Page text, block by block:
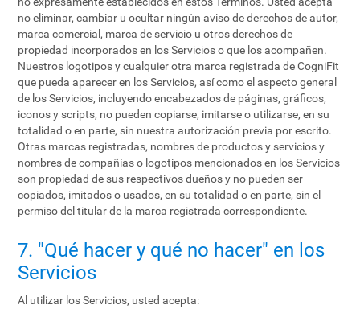
no eliminar, cambiar u ocultar ningún aviso de derechos de autor,
marca comercial, marca de servicio u otros derechos de
propiedad incorporados en los Servicios o que los acompañen.
Nuestros logotipos y cualquier otra marca registrada de CogniFit
que pueda aparecer en los Servicios, así como el aspecto general
de los Servicios, incluyendo encabezados de páginas, gráficos,
iconos y scripts, no pueden copiarse, imitarse o utilizarse, en su
totalidad o en parte, sin nuestra autorización previa por escrito.
Otras marcas registradas, nombres de productos y servicios y
nombres de compañías o logotipos mencionados en los Servicios
son propiedad de sus respectivos dueños y no pueden ser
copiados, imitados o usados, en su totalidad o en parte, sin el
permiso del titular de la marca registrada correspondiente.
7. "Qué hacer y qué no hacer" en los
Servicios
Al utilizar los Servicios, usted acepta: